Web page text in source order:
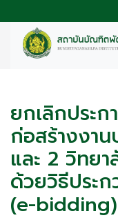
ยกเลิกประก
ก่อสร้างงาน
และ 2 วิทย
ด้วยวิธีประ
(e-bidding)